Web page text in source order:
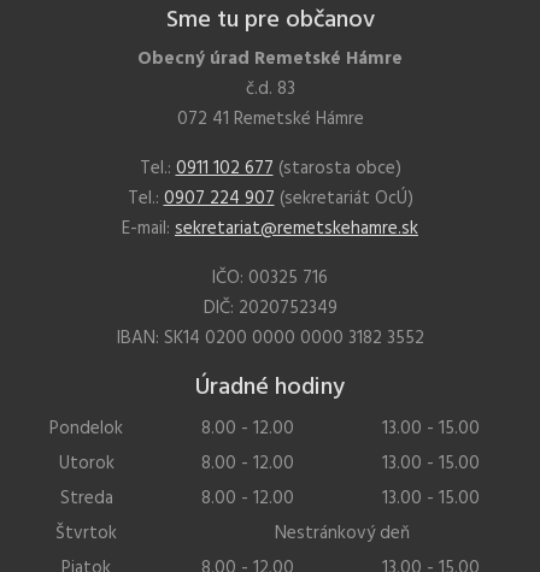
Sme tu pre občanov
Obecný úrad Remetské Hámre
č.d. 83
072 41 Remetské Hámre
Tel.:0911 102 677(starosta obce)
Tel.:0907 224 907(sekretariát OcÚ)
E-mail: sekretariat@remetskehamre.sk
IČO: 00325 716
DIČ: 2020752349
IBAN: SK14 0200 0000 0000 3182 3552
Úradné hodiny
Pondelok 8.00 - 12.00
13.00 - 15.00
Utorok
8.00 - 12.00
13.00 - 15.00
Streda
8.00 - 12.00
13.00 - 15.00
Štvrtok
Nestránkový deň